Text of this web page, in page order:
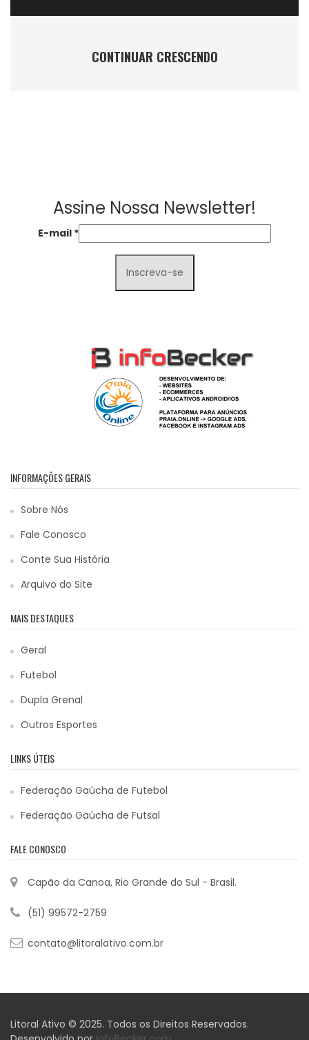
CONTINUAR CRESCENDO
Assine Nossa Newsletter!
E-mail *
INFORMAÇÕES GERAIS
Sobre Nós
Fale Conosco
Conte Sua História
Arquivo do Site
MAIS DESTAQUES
Geral
Futebol
Dupla Grenal
Outros Esportes
LINKS ÚTEIS
Federação Gaúcha de Futebol
Federação Gaúcha de Futsal
FALE CONOSCO
Capão da Canoa, Rio Grande do Sul - Brasil.
(51) 99572-2759
contato@litoralativo.com.br
Litoral Ativo © 2025. Todos os Direitos Reservados.